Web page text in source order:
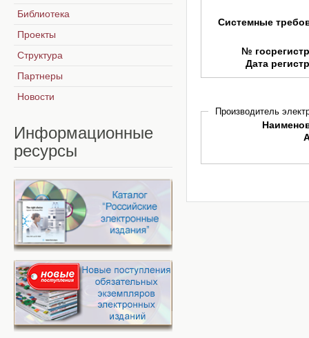
Системные
№
Дата
Производитель
Библиотека
Проекты
Структура
Партнеры
Новости
Информационные
ресурсы